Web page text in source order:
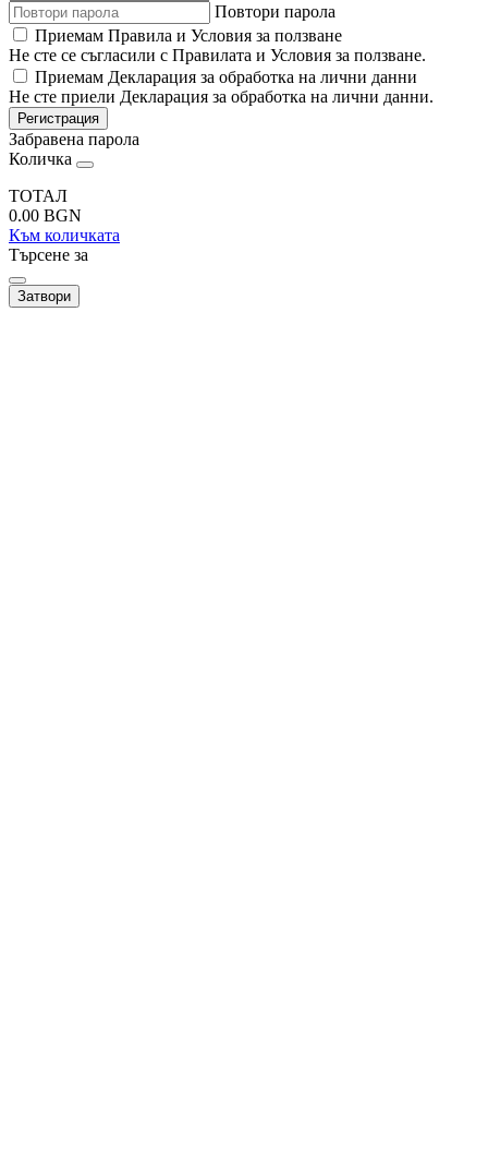
Повтори парола
Приемам Правила и Условия за ползване
Не сте се съгласили с Правилата и Условия за ползване.
Приемам Декларация за обработка на лични данни
Не сте приели Декларация за обработка на лични данни.
Регистрация
Забравена парола
Количка
ТОТАЛ
0.00 BGN
Към количката
Търсене за
Затвори